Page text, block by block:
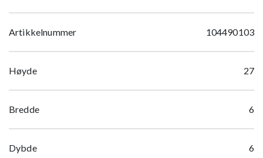
Artikkelnummer 104490103
Høyde 27
Bredde 6
Dybde 6